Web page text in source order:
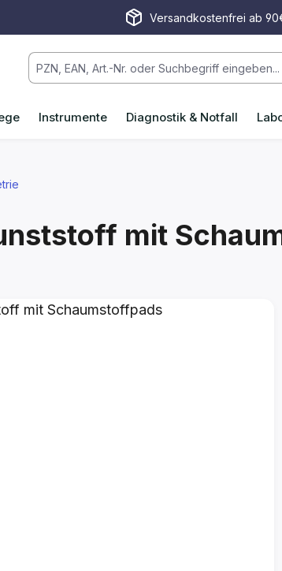
Versandkostenfrei ab
Instrumente Diagnostik & Notfall
mit